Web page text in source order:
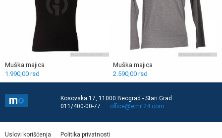
Muška majica
1.990,00 rsd
Muška majica
2.590,00 rsd
Kosovska 17, 11000 Beograd - Stari Grad
011/400-00-77
office@emit24.com
Uslovi korišćenja Politika privatnosti